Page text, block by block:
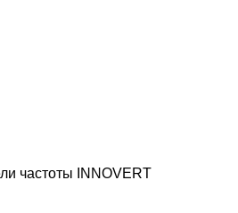
частоты INNOVERT